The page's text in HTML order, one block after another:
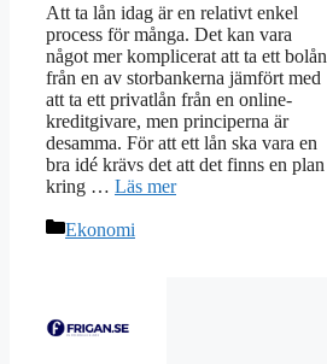
Att ta lån idag är en relativt enkel
process för många. Det kan vara
något mer komplicerat att ta ett bolån
från en av storbankerna jämfört med
att ta ett privatlån från en online-
kreditgivare, men principerna är
desamma. För att ett lån ska vara en
bra idé krävs det att det finns en plan
kring … Läs mer
Kategorier
Ekonomi